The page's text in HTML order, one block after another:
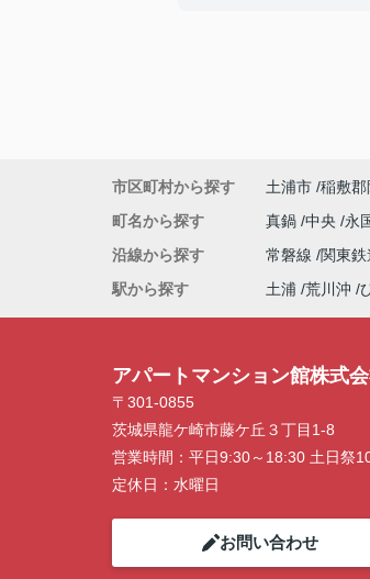
市区町村から探す 土浦市 稲敷
町名から探す
真鍋 中央 永
沿線から探す
常磐線 関東鉄
駅から探す
土浦 荒川沖
アパートマンション館株式
〒301-0855
茨城県龍ケ崎市藤ケ丘３丁目1-8
営業時間： 平日9:30～18:30 土日祭
定休日： 水曜日
お問い合わせ